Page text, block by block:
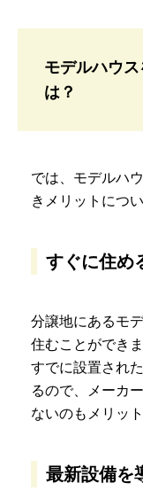
モデルハウ
は？
では、モデルハ
きメリットにつ
すぐに住め
分譲地にあるモ
住むことができま
すでに設置され
るので、メーカ
ないのもメリッ
最新設備を